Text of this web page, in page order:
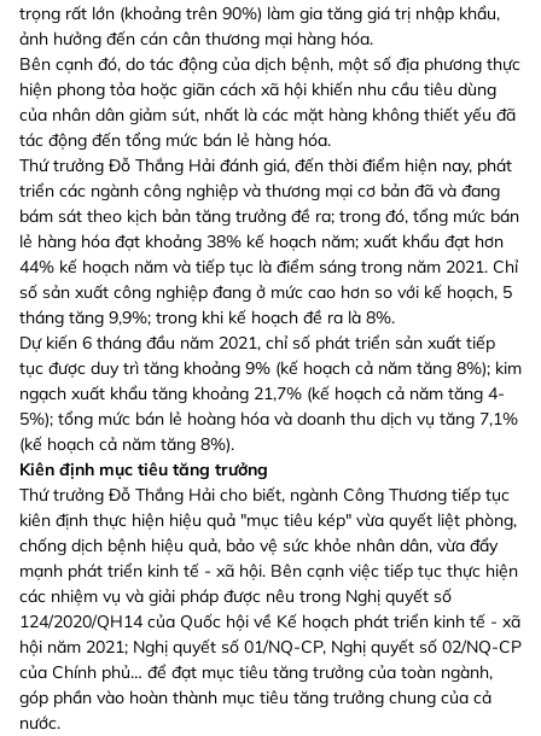
trọng rất lớn (khoảng trên 90%) làm gia tăng giá trị nhập khẩu,
ảnh hưởng đến cán cân thương mại hàng hóa.
Bên cạnh đó, do tác động của dịch bệnh, một số địa phương thực
hiện phong tỏa hoặc giãn cách xã hội khiến nhu cầu tiêu dùng
của nhân dân giảm sút, nhất là các mặt hàng không thiết yếu đã
tác động đến tổng mức bán lẻ hàng hóa.
Thứ trưởng Đỗ Thắng Hải đánh giá, đến thời điểm hiện nay, phát
triển các ngành công nghiệp và thương mại cơ bản đã và đang
bám sát theo kịch bản tăng trưởng đề ra; trong đó, tổng mức bán
lẻ hàng hóa đạt khoảng 38% kế hoạch năm; xuất khẩu đạt hơn
44% kế hoạch năm và tiếp tục là điểm sáng trong năm 2021. Chỉ
số sản xuất công nghiệp đang ở mức cao hơn so với kế hoạch, 5
tháng tăng 9,9%; trong khi kế hoạch đề ra là 8%.
Dự kiến 6 tháng đầu năm 2021, chỉ số phát triển sản xuất tiếp
tục được duy trì tăng khoảng 9% (kế hoạch cả năm tăng 8%); kim
ngạch xuất khẩu tăng khoảng 21,7% (kế hoạch cả năm tăng 4-
5%); tổng mức bán lẻ hoàng hóa và doanh thu dịch vụ tăng 7,1%
(kế hoạch cả năm tăng 8%).
Kiên định mục tiêu tăng trưởng
Thứ trưởng Đỗ Thắng Hải cho biết, ngành Công Thương tiếp tục
kiên định thực hiện hiệu quả "mục tiêu kép" vừa quyết liệt phòng,
chống dịch bệnh hiệu quả, bảo vệ sức khỏe nhân dân, vừa đẩy
mạnh phát triển kinh tế - xã hội. Bên cạnh việc tiếp tục thực hiện
các nhiệm vụ và giải pháp được nêu trong Nghị quyết số
124/2020/QH14 của Quốc hội về Kế hoạch phát triển kinh tế - xã
hội năm 2021; Nghị quyết số 01/NQ-CP, Nghị quyết số 02/NQ-CP
của Chính phủ… để đạt mục tiêu tăng trưởng của toàn ngành,
góp phần vào hoàn thành mục tiêu tăng trưởng chung của cả
nước.